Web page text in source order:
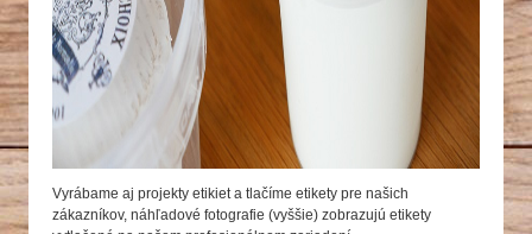
Vyrábame aj projekty etikiet a tlačíme etikety pre našich
zákazníkov, náhľadové fotografie (vyššie) zobrazujú etikety